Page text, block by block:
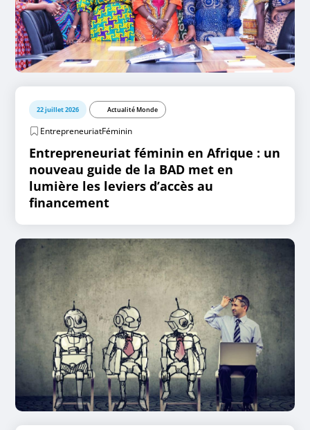
22 juillet 2026 Actualité Monde
EntrepreneuriatFéminin
Entrepreneuriat féminin en Afrique : un
nouveau guide de la BAD met en
lumière les leviers d’accès au
financement